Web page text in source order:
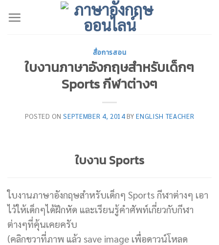
สื่อการสอน
ใบงานภาษาอังกฤษสำหรับเด็กๆ
Sports กีฬาต่างๆ
POSTED ONSEPTEMBER 4, 2014BYENGLISH TEACHER
ใบงาน Sports
ใบงานภาษาอังกฤษสำหรับเด็กๆ Sports กีฬาต่างๆ เอา
ไว้ให้เด็กๆได้ฝึกหัด และเรียนรู้คำศัพท์เกี่ยวกับกีฬา
ต่างๆที่คุ้นเคยครับ
(คลิกขวาที่ภาพ แล้ว save image เพื่อดาวน์โหลด